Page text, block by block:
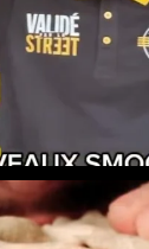
CHEZ
108 36